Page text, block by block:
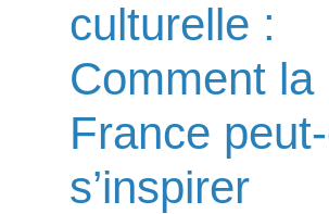
culturelle :
Comment la
France
s’inspirer